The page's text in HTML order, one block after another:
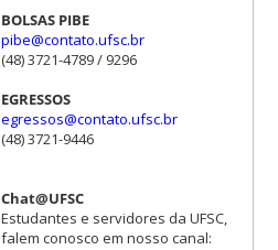
BOLSAS PIBE
pibe@contato.ufsc.br
(48) 3721-4789 / 9296
EGRESSOS
egressos@contato.ufsc.br
(48) 3721-9446
Chat@UFSC
Estudantes e servidores da UFSC,
falem conosco em nosso canal: